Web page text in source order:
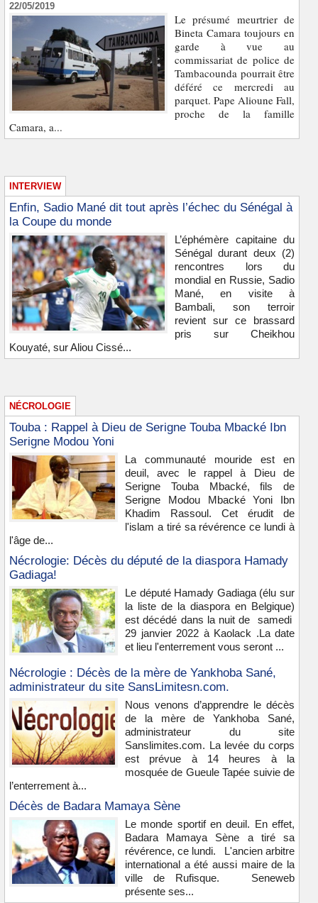
22/05/2019
Le présumé meurtrier de
Bineta Camara toujours en
garde à vue au
commissariat de police de
Tambacounda pourrait être
déféré ce mercredi au
parquet. Pape Alioune Fall,
proche de la famille
Camara, a...
INTERVIEW
Enfin, Sadio Mané dit tout après l’échec du Sénégal à
la Coupe du monde
L’éphémère capitaine du
Sénégal durant deux (2)
rencontres lors du
mondial en Russie, Sadio
Mané, en visite à
Bambali, son terroir
revient sur ce brassard
pris sur Cheikhou
Kouyaté, sur Aliou Cissé...
NÉCROLOGIE
Touba : Rappel à Dieu de Serigne Touba Mbacké Ibn
Serigne Modou Yoni
La communauté mouride est en
deuil, avec le rappel à Dieu de
Serigne Touba Mbacké, fils de
Serigne Modou Mbacké Yoni Ibn
Khadim Rassoul. Cet érudit de
l'islam a tiré sa révérence ce lundi à
l'âge de...
Nécrologie: Décès du député de la diaspora Hamady
Gadiaga!
Le député Hamady Gadiaga (élu sur
la liste de la diaspora en Belgique)
est décédé dans la nuit de samedi
29 janvier 2022 à Kaolack .La date
et lieu l'enterrement vous seront ...
Nécrologie : Décès de la mère de Yankhoba Sané,
administrateur du site SansLimitesn.com.
Nous venons d’apprendre le décès
de la mère de Yankhoba Sané,
administrateur du site
Sanslimites.com. La levée du corps
est prévue à 14 heures à la
mosquée de Gueule Tapée suivie de
l’enterrement à...
Décès de Badara Mamaya Sène
Le monde sportif en deuil. En effet,
Badara Mamaya Sène a tiré sa
révérence, ce lundi. L'ancien arbitre
international a été aussi maire de la
ville de Rufisque. Seneweb
présente ses...